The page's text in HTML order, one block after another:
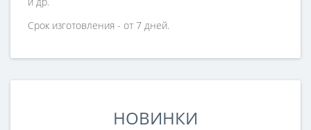
Срок изготовления - от 7 дней.
НОВИНКИ